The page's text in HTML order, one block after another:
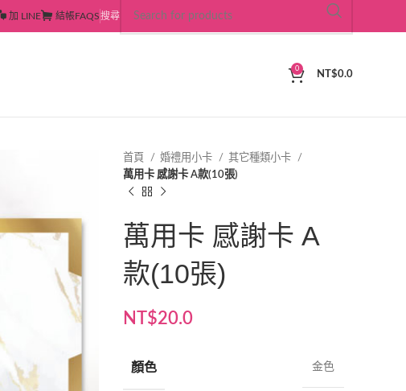
加 LINE 結帳FAQS搜尋
0
NT$0.0
首頁 婚禮用小卡
其它種類小卡
萬用卡 感謝卡 A款(10張)
萬用卡 感謝卡 A
款(10張)
NT$20.0
顏色 金色